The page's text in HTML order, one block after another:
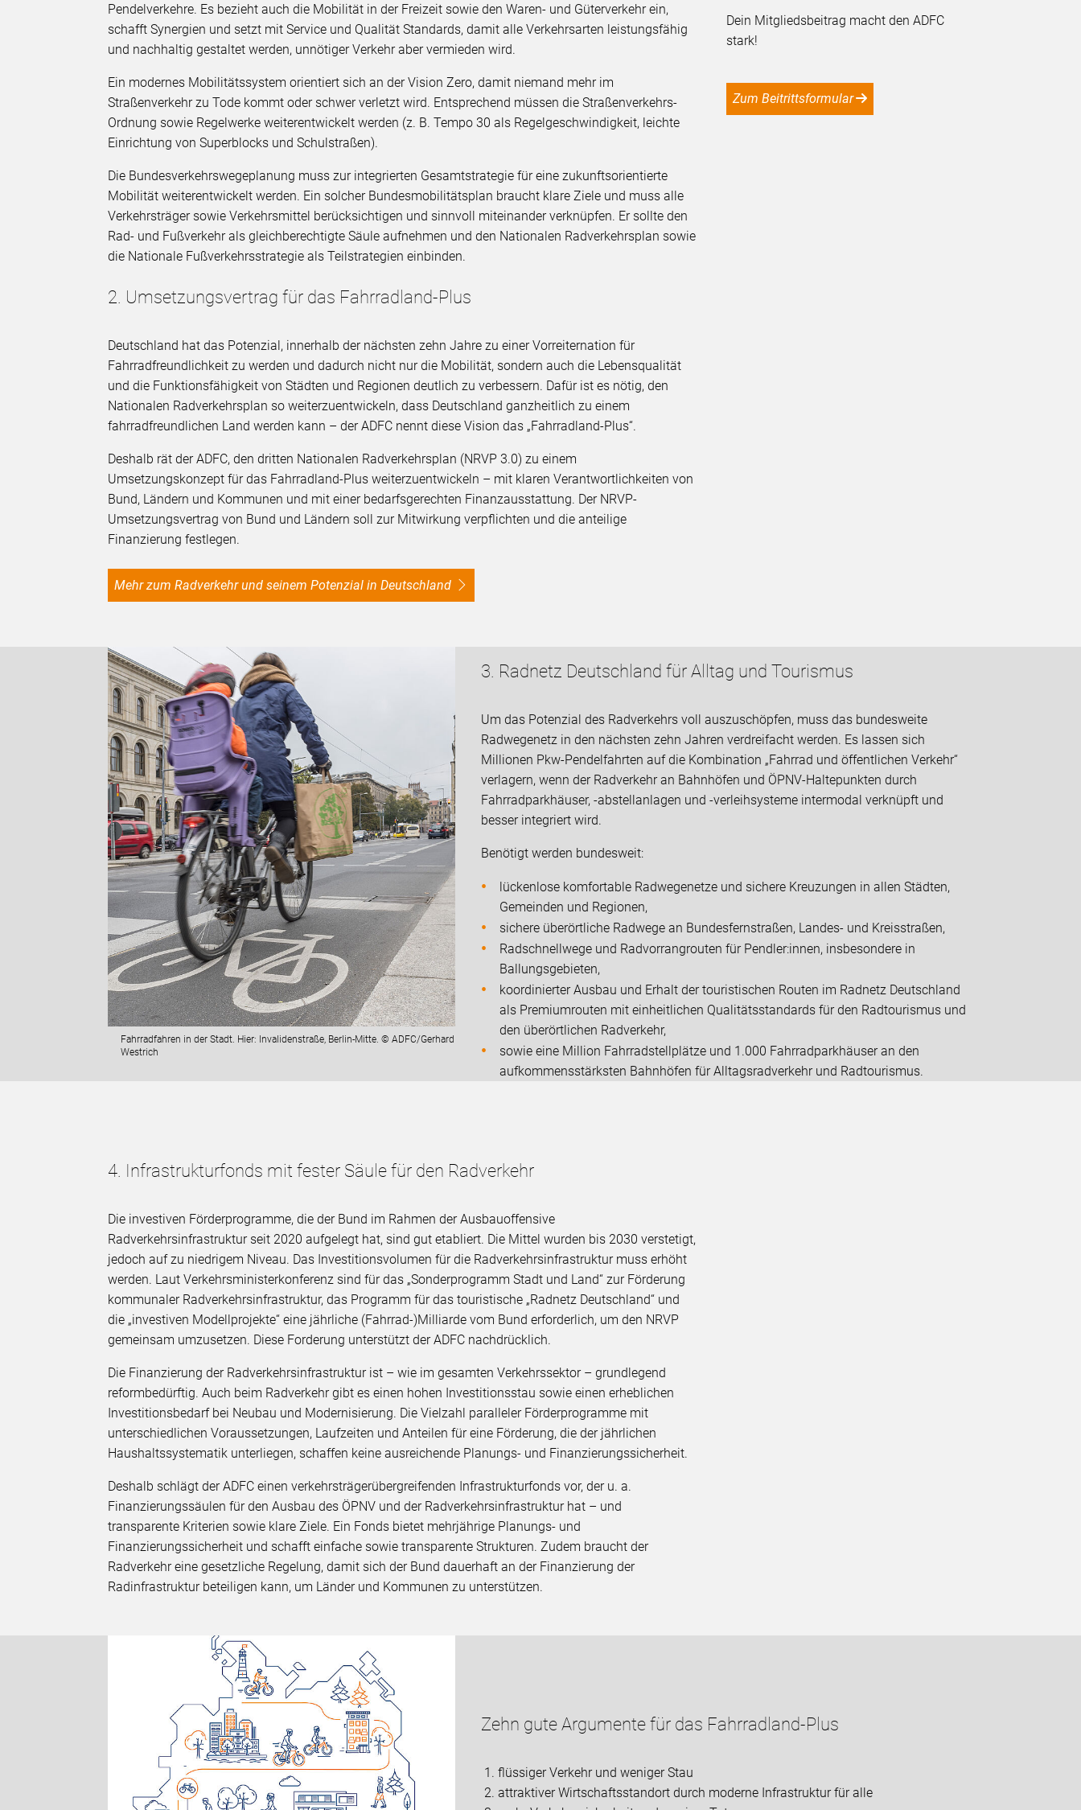
Dein Mitgliedsbeitrag macht den ADFC
stark!
Zum Beitrittsformular
Pendelverkehre. Es bezieht auch die Mobilität in der Freizeit sowie den Waren- und Güterverkehr ein,
schafft Synergien und setzt mit Service und Qualität Standards, damit alle Verkehrsarten leistungsfähig
und nachhaltig gestaltet werden, unnötiger Verkehr aber vermieden wird.
Ein modernes Mobilitätssystem orientiert sich an der Vision Zero, damit niemand mehr im
Straßenverkehr zu Tode kommt oder schwer verletzt wird. Entsprechend müssen die Straßenverkehrs-
Ordnung sowie Regelwerke weiterentwickelt werden (z. B. Tempo 30 als Regelgeschwindigkeit, leichte
Einrichtung von Superblocks und Schulstraßen).
Die Bundesverkehrswegeplanung muss zur integrierten Gesamtstrategie für eine zukunftsorientierte
Mobilität weiterentwickelt werden. Ein solcher Bundesmobilitätsplan braucht klare Ziele und muss alle
Verkehrsträger sowie Verkehrsmittel berücksichtigen und sinnvoll miteinander verknüpfen. Er sollte den
Rad- und Fußverkehr als gleichberechtigte Säule aufnehmen und den Nationalen Radverkehrsplan sowie
die Nationale Fußverkehrsstrategie als Teilstrategien einbinden.
2. Umsetzungsvertrag für das Fahrradland-Plus
Deutschland hat das Potenzial, innerhalb der nächsten zehn Jahre zu einer Vorreiternation für
Fahrradfreundlichkeit zu werden und dadurch nicht nur die Mobilität, sondern auch die Lebensqualität
und die Funktionsfähigkeit von Städten und Regionen deutlich zu verbessern. Dafür ist es nötig, den
Nationalen Radverkehrsplan so weiterzuentwickeln, dass Deutschland ganzheitlich zu einem
fahrradfreundlichen Land werden kann – der ADFC nennt diese Vision das „Fahrradland-Plus“.
Deshalb rät der ADFC, den dritten Nationalen Radverkehrsplan (NRVP 3.0) zu einem
Umsetzungskonzept für das Fahrradland-Plus weiterzuentwickeln – mit klaren Verantwortlichkeiten von
Bund, Ländern und Kommunen und mit einer bedarfsgerechten Finanzausstattung. Der NRVP-
Umsetzungsvertrag von Bund und Ländern soll zur Mitwirkung verpflichten und die anteilige
Finanzierung festlegen.
Mehr zum Radverkehr und seinem Potenzial in Deutschland
Fahrradfahren in der Stadt. Hier: Invalidenstraße, Berlin-Mitte. © ADFC/Gerhard
Westrich
3. Radnetz Deutschland für Alltag und Tourismus
Um das Potenzial des Radverkehrs voll auszuschöpfen, muss das bundesweite
Radwegenetz in den nächsten zehn Jahren verdreifacht werden. Es lassen sich
Millionen Pkw-Pendelfahrten auf die Kombination „Fahrrad und öffentlichen Verkehr“
verlagern, wenn der Radverkehr an Bahnhöfen und ÖPNV-Haltepunkten durch
Fahrradparkhäuser, -abstellanlagen und -verleihsysteme intermodal verknüpft und
besser integriert wird.
Benötigt werden bundesweit:
lückenlose komfortable Radwegenetze und sichere Kreuzungen in allen Städten,
Gemeinden und Regionen,
sichere überörtliche Radwege an Bundesfernstraßen, Landes- und Kreisstraßen,
Radschnellwege und Radvorrangrouten für Pendler:innen, insbesondere in
Ballungsgebieten,
koordinierter Ausbau und Erhalt der touristischen Routen im Radnetz Deutschland
als Premiumrouten mit einheitlichen Qualitätsstandards für den Radtourismus und
den überörtlichen Radverkehr,
sowie eine Million Fahrradstellplätze und 1.000 Fahrradparkhäuser an den
aufkommensstärksten Bahnhöfen für Alltagsradverkehr und Radtourismus.
4. Infrastrukturfonds mit fester Säule für den Radverkehr
Die investiven Förderprogramme, die der Bund im Rahmen der Ausbauoffensive
Radverkehrsinfrastruktur seit 2020 aufgelegt hat, sind gut etabliert. Die Mittel wurden bis 2030 verstetigt,
jedoch auf zu niedrigem Niveau. Das Investitionsvolumen für die Radverkehrsinfrastruktur muss erhöht
werden. Laut Verkehrsministerkonferenz sind für das „Sonderprogramm Stadt und Land“ zur Förderung
kommunaler Radverkehrsinfrastruktur, das Programm für das touristische „Radnetz Deutschland“ und
die „investiven Modellprojekte“ eine jährliche (Fahrrad-)Milliarde vom Bund erforderlich, um den NRVP
gemeinsam umzusetzen. Diese Forderung unterstützt der ADFC nachdrücklich.
Die Finanzierung der Radverkehrsinfrastruktur ist – wie im gesamten Verkehrssektor – grundlegend
reformbedürftig. Auch beim Radverkehr gibt es einen hohen Investitionsstau sowie einen erheblichen
Investitionsbedarf bei Neubau und Modernisierung. Die Vielzahl paralleler Förderprogramme mit
unterschiedlichen Voraussetzungen, Laufzeiten und Anteilen für eine Förderung, die der jährlichen
Haushaltssystematik unterliegen, schaffen keine ausreichende Planungs- und Finanzierungssicherheit.
Deshalb schlägt der ADFC einen verkehrsträgerübergreifenden Infrastrukturfonds vor, der u. a.
Finanzierungssäulen für den Ausbau des ÖPNV und der Radverkehrsinfrastruktur hat – und
transparente Kriterien sowie klare Ziele. Ein Fonds bietet mehrjährige Planungs- und
Finanzierungssicherheit und schafft einfache sowie transparente Strukturen. Zudem braucht der
Radverkehr eine gesetzliche Regelung, damit sich der Bund dauerhaft an der Finanzierung der
Radinfrastruktur beteiligen kann, um Länder und Kommunen zu unterstützen.
Zehn gute Argumente für das Fahrradland-Plus
1. flüssiger Verkehr und weniger Stau
2. attraktiver Wirtschaftsstandort durch moderne Infrastruktur für alle